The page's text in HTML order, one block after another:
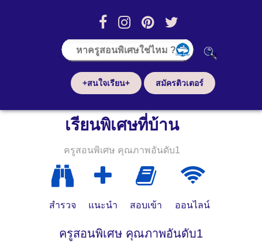
+สนใจเรียน+ สมัครติวเตอร์
เรียนพิเศษที่บ้าน
ครูสอนพิเศษ คุณภาพอันดับ1
สำรวจ แนะนำ สอบเข้า ออนไลน์
ครูสอนพิเศษ คุณภาพอันดับ1